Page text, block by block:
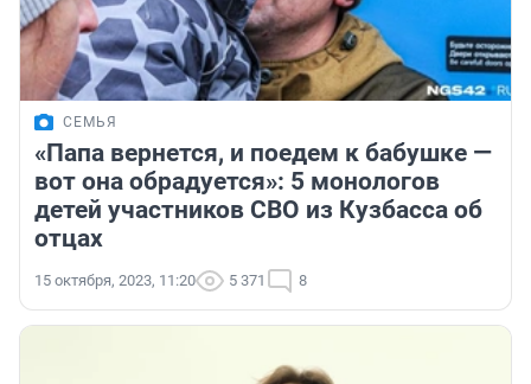
СЕМЬЯ
«Папа вернется, и поедем к бабушке —
вот она обрадуется»: 5 монологов
детей участников СВО из Кузбасса об
отцах
15 октября, 2023, 11:20 5 371 8